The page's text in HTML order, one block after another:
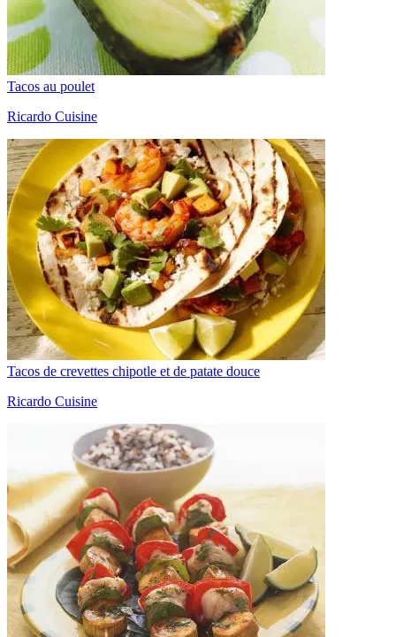
Tacos au poulet
Ricardo Cuisine
Tacos de crevettes chipotle et de patate douce
Ricardo Cuisine